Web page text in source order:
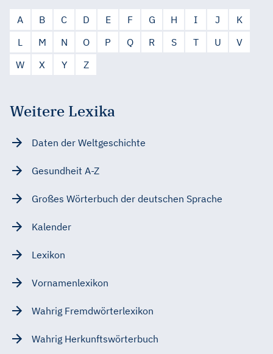
A B C D E F G H I J
K
L
M N O P Q R S T U
V
W
X Y Z
Weitere Lexika
Daten der Weltgeschichte
Gesundheit A-Z
Großes Wörterbuch der deutschen Sprache
Kalender
Lexikon
Vornamenlexikon
Wahrig Fremdwörterlexikon
Wahrig Herkunftswörterbuch